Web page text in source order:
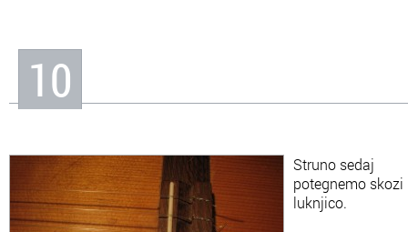
10
Struno sedaj
potegnemo skozi
luknjico.